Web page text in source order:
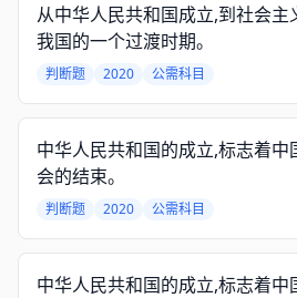
从中华人民共和国成立,到社会主
我国的一个过渡时期。
判断题 2020 公需科目
中华人民共和国的成立,标志着中
会的结束。
判断题 2020 公需科目
中华人民共和国的成立,标志着